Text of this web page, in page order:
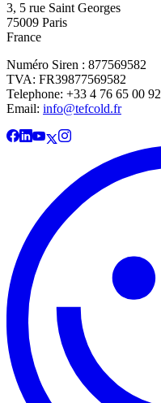
3, 5 rue Saint Georges
75009 Paris
France
Numéro Siren : 877569582
TVA: FR39877569582
Telephone: +33 4 76 65 00 92
Email: info@tefcold.fr